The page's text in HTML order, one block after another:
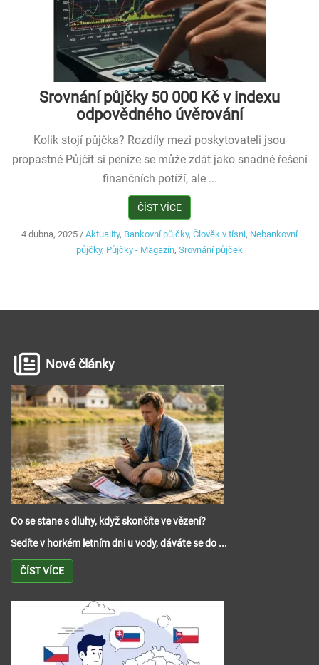
Srovnání půjčky 50 000 Kč v indexu
odpovědného úvěrování
Kolik stojí půjčka? Rozdíly mezi poskytovateli jsou
propastné Půjčit si peníze se může zdát jako snadné řešení
finančních potíží, ale ...
ČÍST VÍCE
4 dubna, 2025 / Aktuality, Bankovní půjčky, Člověk v tísni, Nebankovní
půjčky, Půjčky - Magazín, Srovnání půjček
Nové články
Co se stane s dluhy, když skončíte ve vězení?
Sedíte v horkém letním dni u vody, dáváte se do ...
ČÍST VÍCE